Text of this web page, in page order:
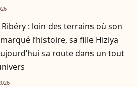
Ribéry : loin des terrains où son
l’histoire, sa fille Hiziya
sa route dans un tout